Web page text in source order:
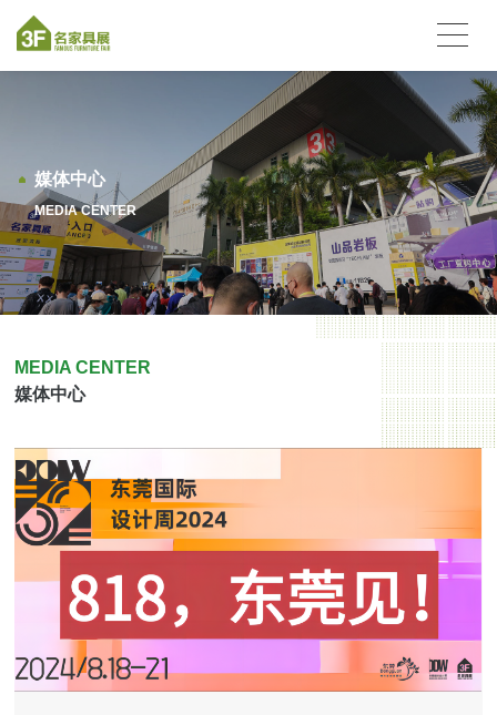
媒体中心
MEDIA CENTER
MEDIA CENTER
媒体中心